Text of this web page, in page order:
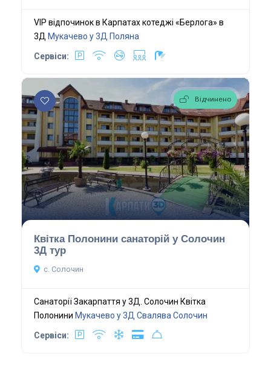
VIP відпочинок в Карпатах котеджі «Берлога» в
3Д Мукачево у 3Д Поляна
Сервіси:
Відчинено
Квітка Полонини санаторій у Солочин
3Д тур
с. Солочин
Санаторії Закарпаття у 3Д. Солочин Квітка
Полонини Мукачево у 3Д СваляваСолочин
Сервіси: